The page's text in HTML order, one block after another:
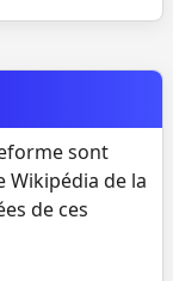
sont
Wikipédia de la
de ces